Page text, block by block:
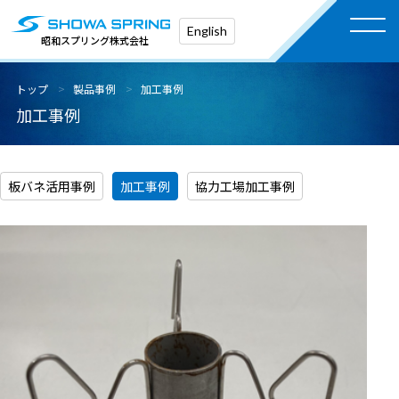
昭和スプリング株式会社
English
トップ 製品事例 加工事例
加工事例
板バネ活用事例 加工事例 協力工場加工事例